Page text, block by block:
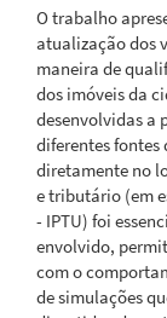
O trabalho
atualização dos
maneira de
dos imóveis da
desenvolvidas a
diferentes
diretamente no
e tributário (em
- IPTU) foi
envolvido,
com o
de simulações